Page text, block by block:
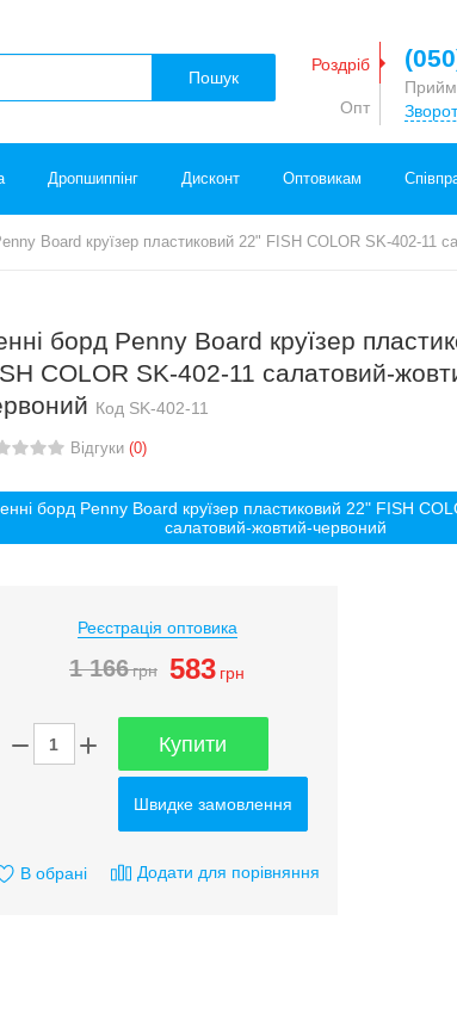
Пошук
Роздріб
Опт
Дропшиппінг Дисконт Оптовикам
Board круїзер пластиковий 22" FISH COLOR SK-402-11
борд Penny Board круїзер
COLOR SK-402-11 салатовий-
Код SK-402-11
Відгуки (0)
борд Penny Board круїзер пластиковий 22" FISH
салатовий-жовтий-червоний
Реєстрація оптовика
1 166грн 583 грн
Купити
Швидке замовлення
В обрані Додати для порівняння